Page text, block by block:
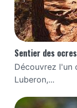
Sentier des ocres
Découvrez l'un
Luberon,...